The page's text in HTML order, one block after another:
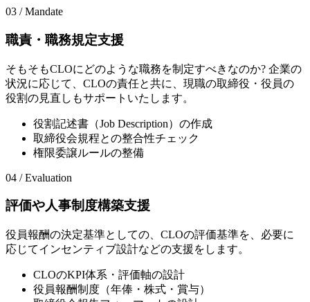
03 / Mandate
職責・職務規定支援
そもそもCLOにどのような職務を制定すべきなのか? 企業の
状況に応じて、CLOの責任と共に、現職の取締役・役員の
役割の見直しもサポートいたします。
役割記述書（Job Description）の作成
取締役会規程との整合性チェック
権限委譲ルールの整備
04 / Evaluation
評価や人事制度構築支援
役員報酬の決定基準としての、CLOの評価基準を、必要に
応じてインセンティブ設計などの支援をします。
CLOのKPI体系・評価軸の設計
役員報酬制度（年俸・株式・賞与）